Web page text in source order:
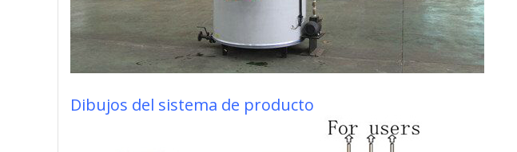
Dibujos del sistema de producto